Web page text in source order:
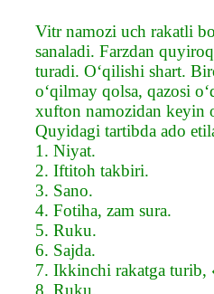
Vitr namozi uch rakatli
sanaladi. Farzdan
turadi. O‘qilishi shart.
o‘qilmay qolsa, qazosi
xufton namozidan keyin
Quyidagi tartibda ado
1. Niyat.
2. Iftitoh takbiri.
3. Sano.
4. Fotiha, zam sura.
5. Ruku.
6. Sajda.
7. Ikkinchi rakatga turib,
8. Ruku.